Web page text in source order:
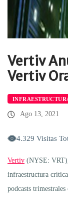
Vertiv
Vertiv
Ago 13, 2021
4.329 Visitas
Vertiv (NYSE:
infraestructura
podcasts